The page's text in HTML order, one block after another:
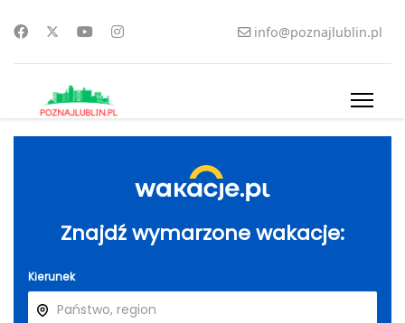
info@poznajlublin.pl
Znajdź wymarzone wakacje:
Kierunek